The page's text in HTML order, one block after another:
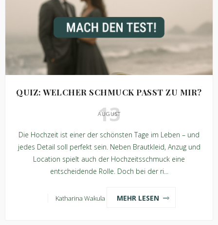
QUIZ: WELCHER SCHMUCK PASST ZU MIR?
13
AUGUST
Die Hochzeit ist einer der schönsten Tage im Leben – und
jedes Detail soll perfekt sein. Neben Brautkleid, Anzug und
Location spielt auch der Hochzeitsschmuck eine
entscheidende Rolle. Doch bei der ri...
Katharina Wakula MEHR LESEN